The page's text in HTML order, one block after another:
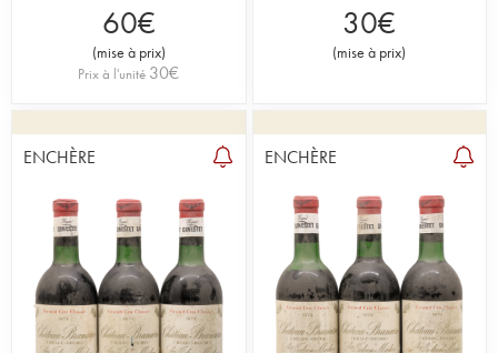
60€
(mise à prix)
Prix à l'unité 30€
30€
(mise à prix)
ENCHÈRE ENCHÈRE